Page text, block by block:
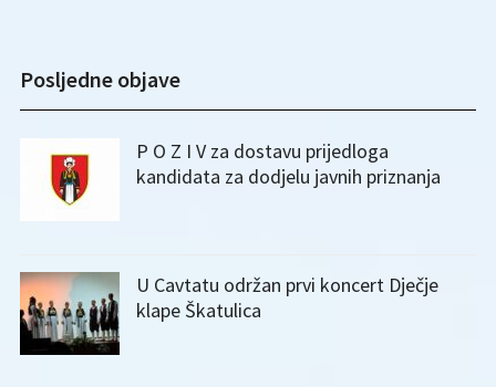
Posljedne objave
P O Z I V za dostavu prijedloga
kandidata za dodjelu javnih priznanja
U Cavtatu održan prvi koncert Dječje
klape Škatulica